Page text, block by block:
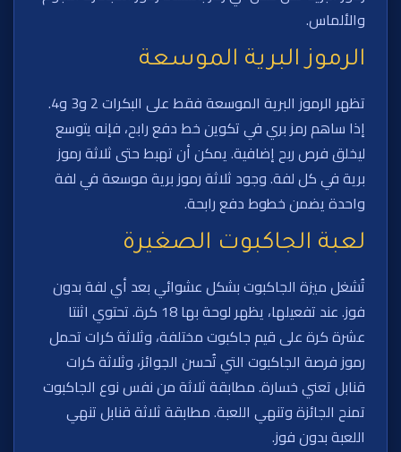
والألماس.
الرموز البرية الموسعة
تظهر الرموز البرية الموسعة فقط على البكرات 2 و3 و4.
إذا ساهم رمز بري في تكوين خط دفع رابح، فإنه يتوسع
ليخلق فرص ربح إضافية. يمكن أن تهبط حتى ثلاثة رموز
برية في كل لفة. وجود ثلاثة رموز برية موسعة في لفة
واحدة يضمن خطوط دفع رابحة.
لعبة الجاكبوت الصغيرة
تُشغل ميزة الجاكبوت بشكل عشوائي بعد أي لفة بدون
فوز. عند تفعيلها، يظهر لوحة بها 18 كرة. تحتوي اثنتا
عشرة كرة على قيم جاكبوت مختلفة، وثلاثة كرات تحمل
رموز فرصة الجاكبوت التي تُحسن الجوائز، وثلاثة كرات
قنابل تعني خسارة. مطابقة ثلاثة من نفس نوع الجاكبوت
تمنح الجائزة وتنهي اللعبة. مطابقة ثلاثة قنابل تنهي
اللعبة بدون فوز.